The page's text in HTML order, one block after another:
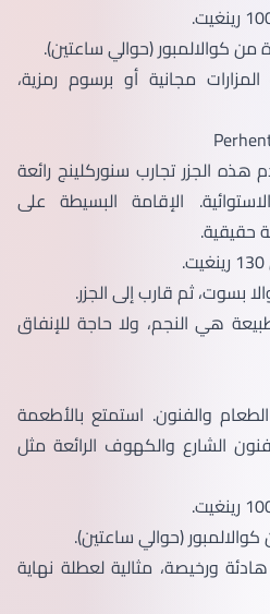
كوالالمبور (حوالي ساعتين).
مجانية أو برسوم رمزية،
هذه الجزر تجارب سنوركلينج رائعة
الإقامة البسيطة على
حقيقية.
بسوت، ثم قارب إلى الجزر.
هي النجم، ولا حاجة للإنفاق
والفنون. استمتع بالأطعمة
الشارع والكهوف الرائعة مثل
ورخيصة، مثالية لعطلة نهاية